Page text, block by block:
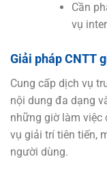
Cần
vụ
Giải pháp CNTT
Cung cấp dịch vụ
nội dung đa dạng
những giờ làm việc
vụ giải trí tiên tiến,
người dùng.